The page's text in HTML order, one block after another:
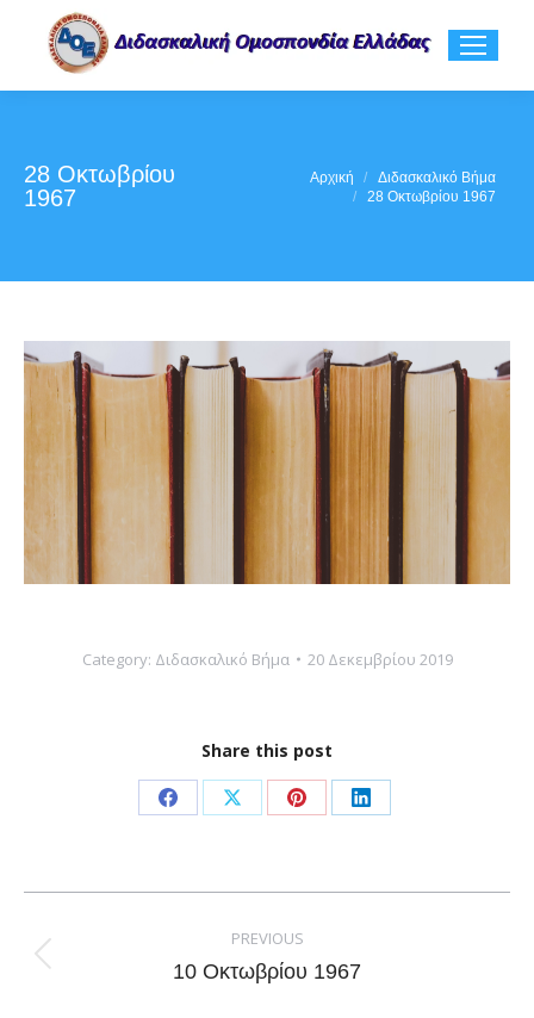
28 Οκτωβρίου
1967
Αρχική
Διδασκαλικό Βήμα
28 Οκτωβρίου 1967
Category: Διδασκαλικό Βήμα 20 Δεκεμβρίου 2019
Share this post
Share
Facebook
Share
X
Share
Pinterest
Share
LinkedIn
navigation
PREVIOUS
Previous
10 Οκτωβρίου 1967